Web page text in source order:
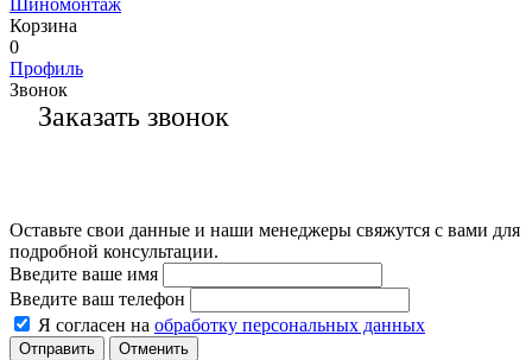
Шиномонтаж
Корзина
0
Профиль
Звонок
Заказать звонок
Оставьте свои данные и наши менеджеры свяжутся с вами для
подробной консультации.
Введите ваше имя
Введите ваш телефон
Я согласен на обработку персональных данных
Отменить